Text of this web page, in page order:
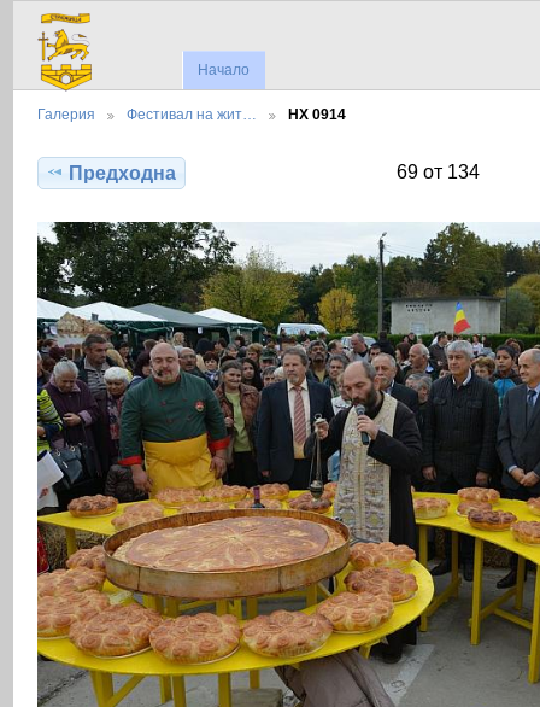
Начало
Галерия Фестивал на жит… НХ 0914
Предходна 69 от 134